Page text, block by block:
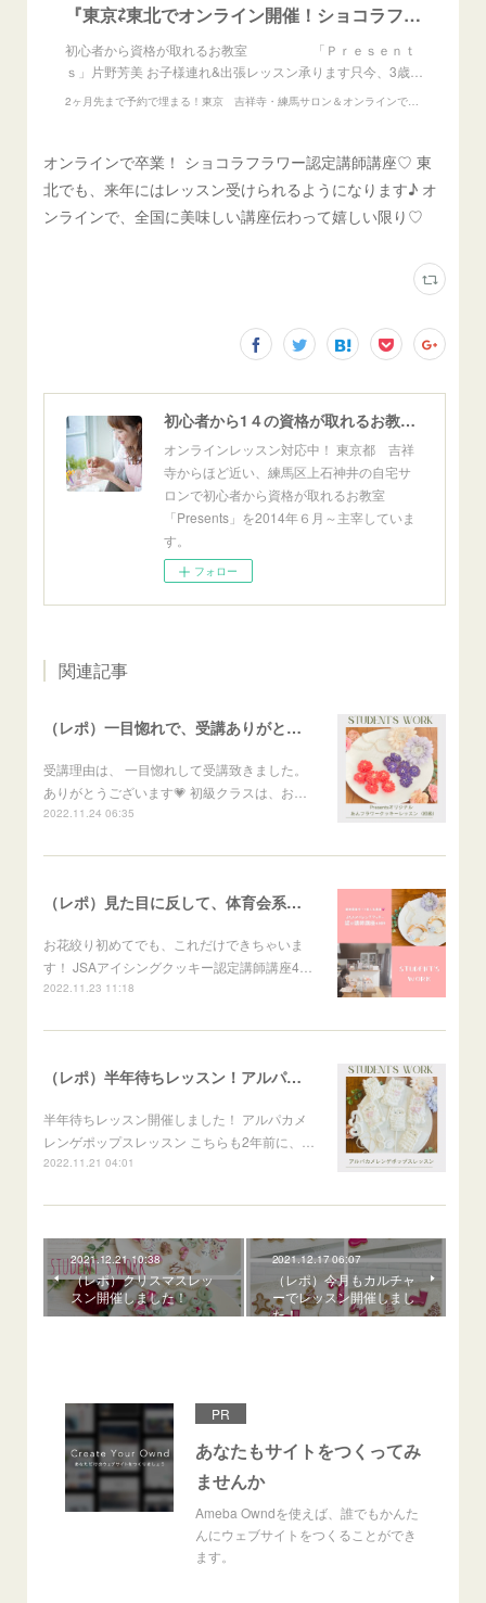
『東京⇄東北でオンライン開催！ショコラフラワー認定講師講座』
初心者から資格が取れるお教室 「Ｐｒｅｓｅｎｔ
ｓ」片野芳美 お子様連れ&出張レッスン承ります只今、3歳…
2ヶ月先まで予約で埋まる！東京 吉祥寺・練馬サロン＆オンラインで13の資格が取れるお教室『Presents』
オンラインで卒業！ ショコラフラワー認定講師講座♡ 東
北でも、来年にはレッスン受けられるようになります♪ オ
ンラインで、全国に美味しい講座伝わって嬉しい限り♡
初心者から1４の資格が取れるお教室「Presents」東京自宅サロン＆オンライン
オンラインレッスン対応中！ 東京都 吉祥
寺からほど近い、練馬区上石神井の自宅サ
ロンで初心者から資格が取れるお教室
「Presents」を2014年６月～主宰していま
す。
フォロー
関連記事
（レポ）一目惚れで、受講ありがとうございます🙏
受講理由は、 一目惚れして受講致きました。
ありがとうございます💗 初級クラスは、お…
2022.11.24 06:35
（レポ）見た目に反して、体育会系な回（笑）
お花絞り初めてでも、これだけできちゃいま
す！ JSAアイシングクッキー認定講師講座4…
2022.11.23 11:18
（レポ）半年待ちレッスン！アルパカメレンゲポップス
半年待ちレッスン開催しました！ アルパカメ
レンゲポップスレッスン こちらも2年前に、…
2022.11.21 04:01
2021.12.21 10:38
（レポ）クリスマスレッ
スン開催しました！
2021.12.17 06:07
（レポ）今月もカルチャ
ーでレッスン開催しまし
た！
PR
あなたもサイトをつくってみ
ませんか
Ameba Owndを使えば、誰でもかんた
んにウェブサイトをつくることができ
ます。